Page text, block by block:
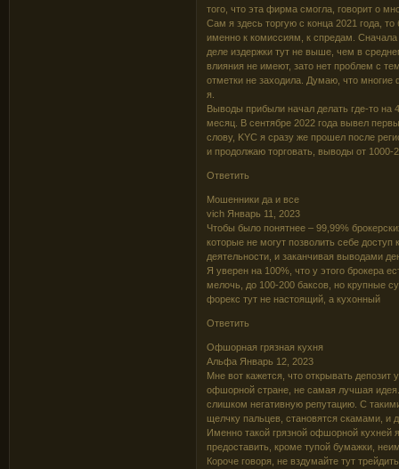
того, что эта фирма смогла, говорит о
Сам я здесь торгую с конца 2021 года,
именно к комиссиям, к спредам.
деле издержки тут не выше, чем в
влияния не имеют, зато нет проблем с
отметки не заходила. Думаю, что
я.
Выводы прибыли начал делать где-то
месяц. В сентябре 2022 года вывел
слову, KYC я сразу же прошел после
и продолжаю торговать, выводы от 1000-
Ответить
Мошенники да и все
vich Январь 11, 2023
Чтобы было понятнее – 99,99%
которые не могут позволить себе
деятельности, и заканчивая выводами
Я уверен на 100%, что у этого брокера
мелочь, до 100-200 баксов, но крупные
форекс тут не настоящий, а кухонный
Ответить
Офшорная грязная кухня
Альфа Январь 12, 2023
Мне вот кажется, что открывать депозит
офшорной стране, не самая лучшая
слишком негативную репутацию. С
щелчку пальцев, становятся скамами, и
Именно такой грязной офшорной кухней
предоставить, кроме тупой бумажки,
Короче говоря, не вздумайте тут